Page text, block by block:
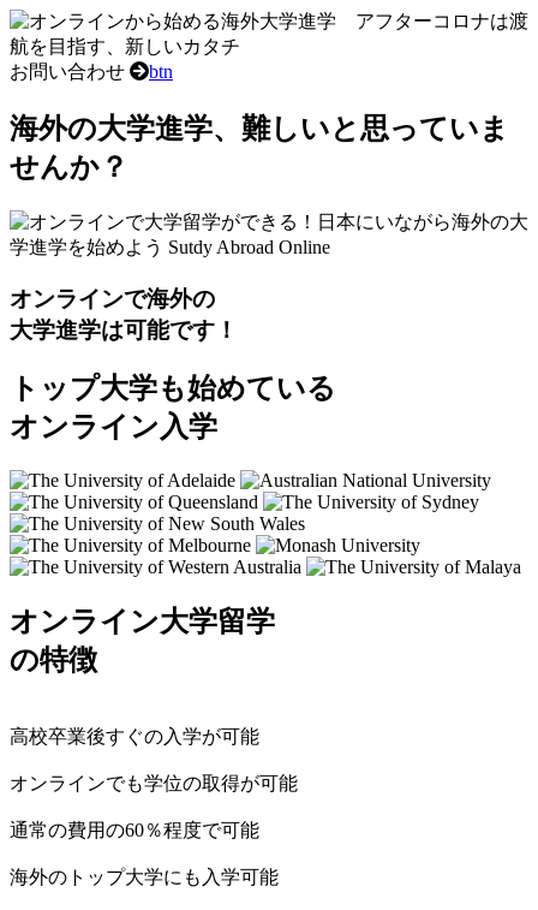
お問い合わせ btn
海外の大学進学、難しいと思っていま
せんか？
オンラインで海外の
大学進学は可能です！
トップ大学も始めている
オンライン入学
オンライン大学留学
の特徴
高校卒業後すぐの入学が可能
オンラインでも学位の取得が可能
通常の費用の60％程度で可能
海外のトップ大学にも入学可能